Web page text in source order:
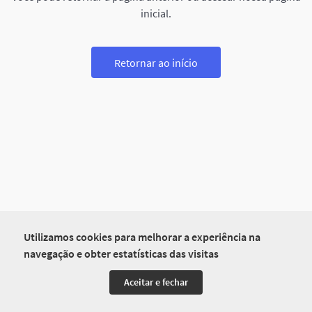
Utilizamos cookies para melhorar a experiência na
navegação e obter estatísticas das visitas
Aceitar e fechar
inicial.
Retornar ao início